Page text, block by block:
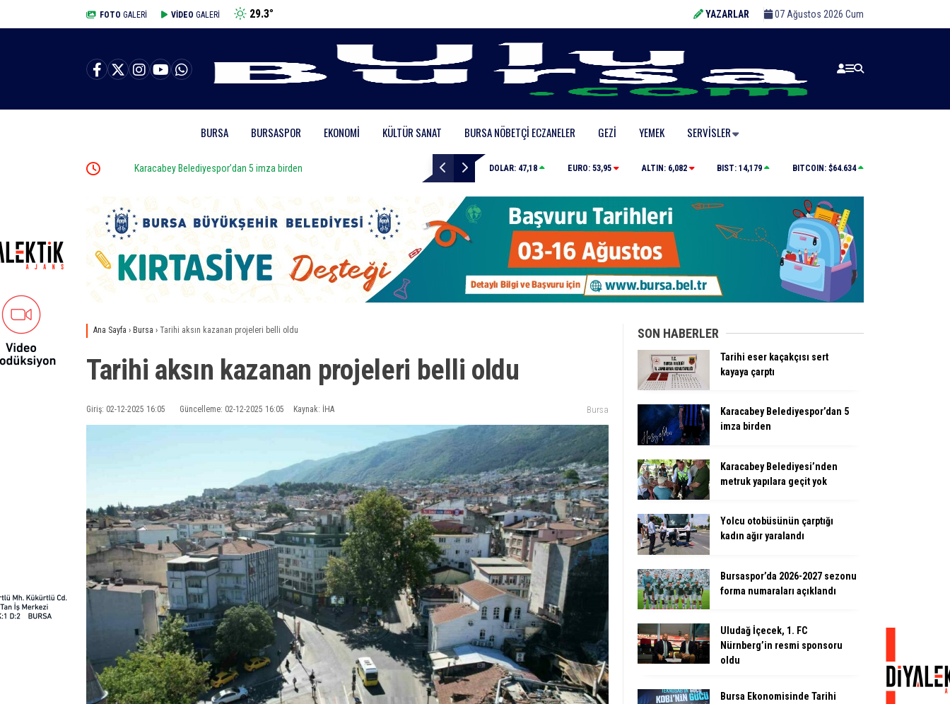
FOTO GALERİ VİDEO GALERİ 29.3° YAZARLAR 07 Ağustos 2026 Cum
BURSA BURSASPOR EKONOMI KÜLTÜR SANAT BURSA NÖBETÇI ECZANELER GEZI YEMEK SERVISLER
Karacabey Belediyespor’dan 5 imza birden Karacabey Belediyesi’nden metruk yapılara geçit yok Yolcu otobüsünün çarptığı kadın ağır yaralandı
DOLAR: 47,18 EURO: 53,95 ALTIN: 6,082 BIST: 14,179 BITCOIN: $64.634
Ana Sayfa › Bursa › Tarihi aksın kazanan projeleri belli oldu
Tarihi aksın kazanan projeleri belli oldu
Giriş: 02-12-2025 16:05 Güncelleme: 02-12-2025 16:05 Kaynak: İHA Bursa
SON HABERLER
Tarihi eser kaçakçısı sert
kayaya çarptı
Karacabey Belediyespor’dan 5
imza birden
Karacabey Belediyesi’nden
metruk yapılara geçit yok
Yolcu otobüsünün çarptığı
kadın ağır yaralandı
Bursaspor’da 2026-2027 sezonu
forma numaraları açıklandı
Uludağ İçecek, 1. FC
Nürnberg’in resmi sponsoru
oldu
Bursa Ekonomisinde Tarihi